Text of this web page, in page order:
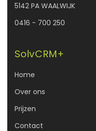
5142 PA WAALWIJK
0416 - 700 250
SolvCRM+
Home
Over ons
Prijzen
Contact